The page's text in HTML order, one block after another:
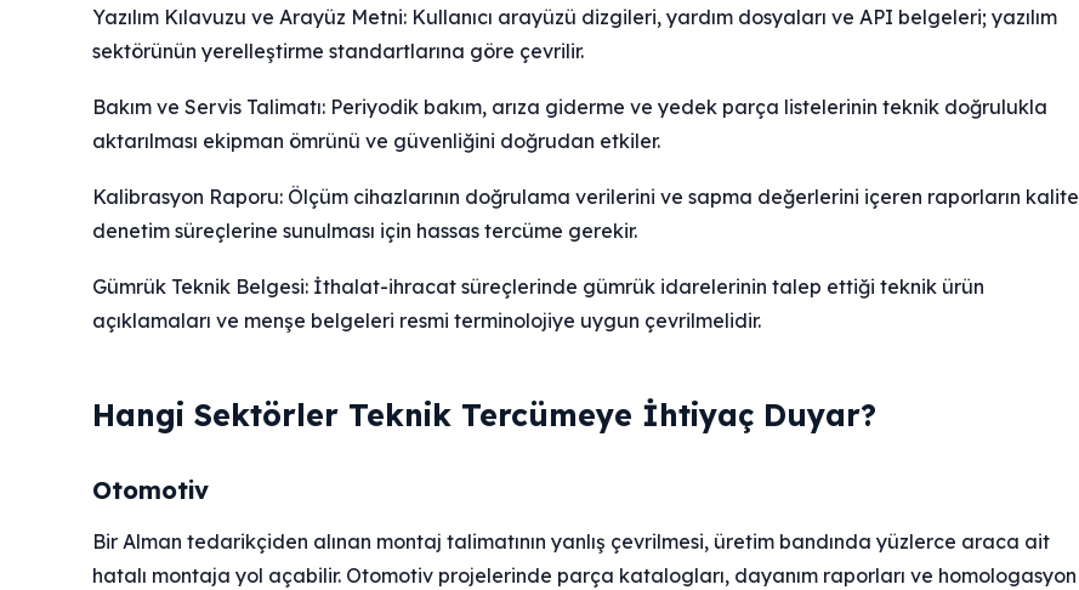
Yazılım Kılavuzu ve Arayüz Metni: Kullanıcı arayüzü dizgileri, yardım dosyaları ve API belgeleri; yazılım
sektörünün yerelleştirme standartlarına göre çevrilir.
Bakım ve Servis Talimatı: Periyodik bakım, arıza giderme ve yedek parça listelerinin teknik doğrulukla
aktarılması ekipman ömrünü ve güvenliğini doğrudan etkiler.
Kalibrasyon Raporu: Ölçüm cihazlarının doğrulama verilerini ve sapma değerlerini içeren raporların kalite
denetim süreçlerine sunulması için hassas tercüme gerekir.
Gümrük Teknik Belgesi: İthalat-ihracat süreçlerinde gümrük idarelerinin talep ettiği teknik ürün
açıklamaları ve menşe belgeleri resmi terminolojiye uygun çevrilmelidir.
Hangi Sektörler Teknik Tercümeye İhtiyaç Duyar?
Otomotiv
Bir Alman tedarikçiden alınan montaj talimatının yanlış çevrilmesi, üretim bandında yüzlerce araca ait
hatalı montaja yol açabilir. Otomotiv projelerinde parça katalogları, dayanım raporları ve homologasyon